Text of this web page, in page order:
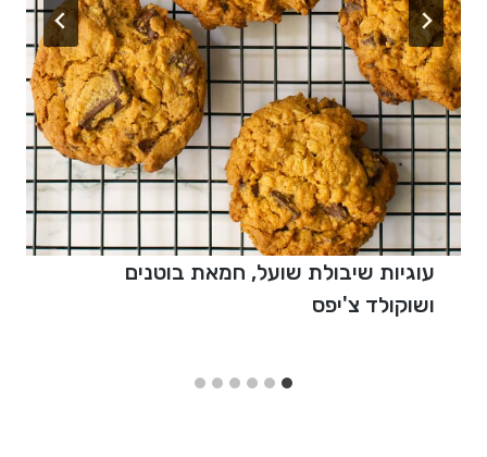
עוגיות שיבולת שועל, חמאת בוטנים
ושוקולד צ'יפס